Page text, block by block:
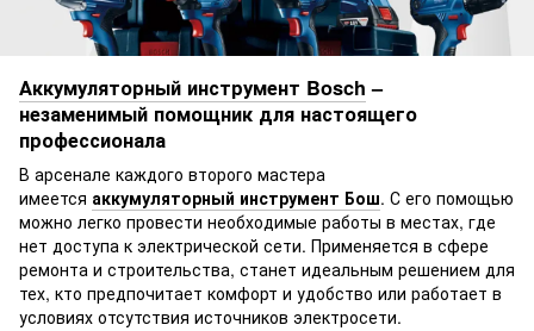
Аккумуляторный инструмент Bosch –
незаменимый помощник для настоящего
профессионала
В арсенале каждого второго мастера
имеется аккумуляторный инструмент Бош. С его помощью
можно легко провести необходимые работы в местах, где
нет доступа к электрической сети. Применяется в сфере
ремонта и строительства, станет идеальным решением для
тех, кто предпочитает комфорт и удобство или работает в
условиях отсутствия источников электросети.